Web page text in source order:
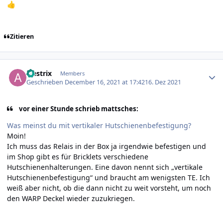
👍
Zitieren
alestrix Members
Geschrieben December 16, 2021 at 17:4216. Dez 2021
vor einer Stunde schrieb mattsches:
Was meinst du mit vertikaler Hutschienenbefestigung?
Moin!
Ich muss das Relais in der Box ja irgendwie befestigen und
im Shop gibt es für Bricklets verschiedene
Hutschienenhalterungen. Eine davon nennt sich „vertikale
Hutschienenbefestigung“ und braucht am wenigsten TE. Ich
weiß aber nicht, ob die dann nicht zu weit vorsteht, um noch
den WARP Deckel wieder zuzukriegen.